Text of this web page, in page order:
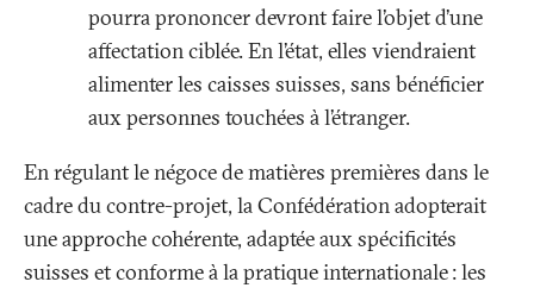
pourra prononcer devront faire l’objet d’une
affectation ciblée. En l’état, elles viendraient
alimenter les caisses suisses, sans bénéficier
aux personnes touchées à l’étranger.
En régulant le négoce de matières premières dans le
cadre du contre-projet, la Confédération adopterait
une approche cohérente, adaptée aux spécificités
suisses et conforme à la pratique internationale: les